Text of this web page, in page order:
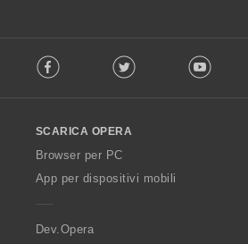
o
w
O
p
a
Facebook Twitter Youtube
SCARICA OPERA
Browser per PC
App per dispositivi mobili
Dev.Opera